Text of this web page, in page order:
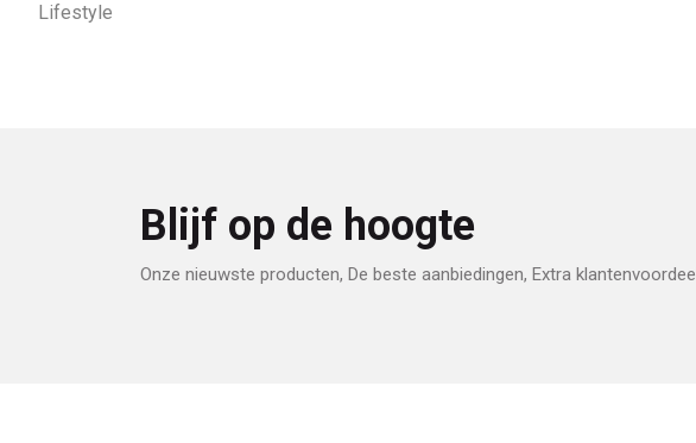
Lifestyle
Blijf op de hoogte
Onze nieuwste producten, De beste aanbiedingen, Extra klantenvoordeel